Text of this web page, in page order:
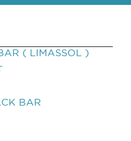
( LIMASSOL )
BAR